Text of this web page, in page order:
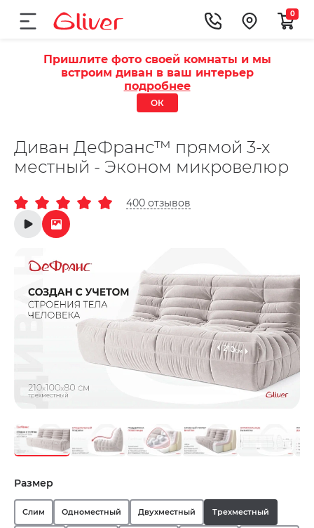
0
Пришлите фото своей комнаты и мы
встроим диван в ваш интерьер
подробнее
ОК
Диван ДеФранс™️ прямой 3-х
местный - Эконом микровелюр
400 отзывов
Размер
Слим Одноместный Двухместный Трехместный